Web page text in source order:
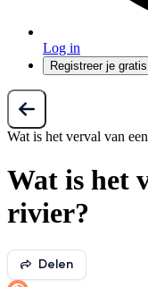
Log in
Registreer je gratis
Wat is het verval van
Wat is het
rivier?
Delen